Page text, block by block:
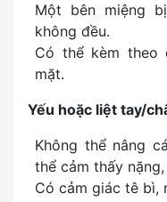
Một bên miệng
không đều.
Có thể kèm theo
mặt.
Yếu hoặc liệt tay/
Không thể nâng
thể cảm thấy
Có cảm giác tê bì,